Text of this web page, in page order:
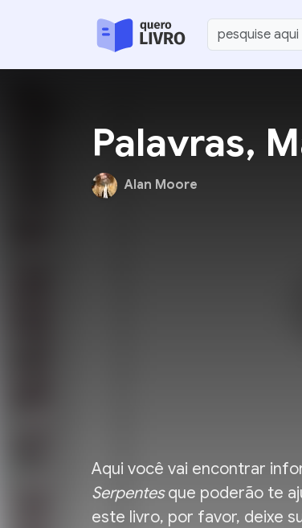
Palavras,
Alan Moore
Aqui você vai encontrar
Serpentesque poderão te
este livro, por favor, deixe